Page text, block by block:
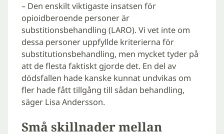
– Den enskilt viktigaste insatsen för
opioidberoende personer är
substitionsbehandling (LARO). Vi vet inte om
dessa personer uppfyllde kriterierna för
substitutionsbehandling, men mycket tyder på
att de flesta faktiskt gjorde det. En del av
dödsfallen hade kanske kunnat undvikas om
fler hade fått tillgång till sådan behandling,
säger Lisa Andersson.
Små skillnader mellan